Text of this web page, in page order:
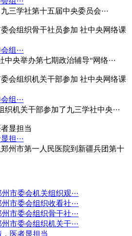
三学社第十五届中央委员会···
组···
中央举办第七期政治辅导“网络···
组···
织机关干部参加了九三学社中央···
担···
州市第一人民医院到新疆兵团第十
市委会机关组织观···
市委会组织收看社···
市委会组织骨干社···
市委会组织机关干···
医者显担当